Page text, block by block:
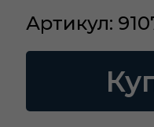
Артикул: